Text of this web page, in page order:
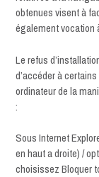
obtenues visent à
également vocation
Le refus
d’accéder à
ordinateur de la
:
Sous Internet
en haut a droite) /
choisissez Bloquer